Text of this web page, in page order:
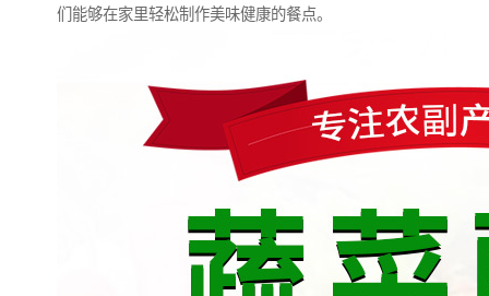
们能够在家里轻松制作美味健康的餐点。